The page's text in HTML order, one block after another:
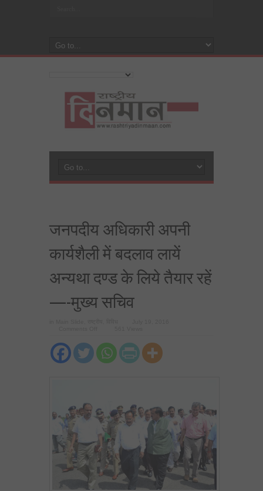
जनपदीय अधिकारी अपनी
कार्यशैली में बदलाव लायें
अन्यथा दण्ड के लिये तैयार रहें
—-मुख्य सचिव
अधिकारी
अपनी
कार्यशैली
तैयार
रहें
—-
मुख्य
सचिव